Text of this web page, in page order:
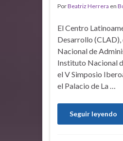
PorBeatriz Herrera en
El Centro
Desarrollo
Nacional de
Instituto Nacional
el V Simposio
el Palacio de La …
Seguir leyendo